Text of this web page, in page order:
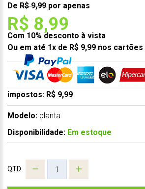
De R$ 9,99 por apenas
R$ 8,99
Com 10% desconto à vista
Ou em até 1x de R$ 9,99 nos cartões
impostos: R$ 9,99
Modelo: planta
Disponibilidade: Em estoque
QTD